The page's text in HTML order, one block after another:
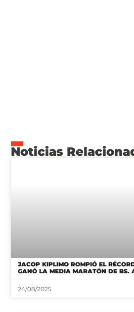
Noticias
JACOP KIPLIMO ROMPIÓ EL
GANÓ LA MEDIA MARATÓN DE BS.
24/08/2025